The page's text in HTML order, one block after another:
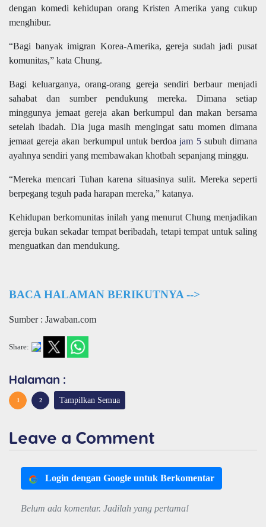
dengan komedi kehidupan orang Kristen Amerika yang cukup
menghibur.
“Bagi banyak imigran Korea-Amerika, gereja sudah jadi pusat
komunitas,” kata Chung.
Bagi keluarganya, orang-orang gereja sendiri berbaur menjadi
sahabat dan sumber pendukung mereka. Dimana setiap
minggunya jemaat gereja akan berkumpul dan makan bersama
setelah ibadah. Dia juga masih mengingat satu momen dimana
jemaat gereja akan berkumpul untuk berdoajam 5subuh dimana
ayahnya sendiri yang membawakan khotbah sepanjang minggu.
“Mereka mencari Tuhan karena situasinya sulit. Mereka seperti
berpegang teguh pada harapan mereka,” katanya.
Kehidupan berkomunitas inilah yang menurut Chung menjadikan
gereja bukan sekadar tempat beribadah, tetapi tempat untuk saling
menguatkan dan mendukung.
BACA HALAMAN BERIKUTNYA -->
Sumber : Jawaban.com
Share:
Halaman :
1 2 Tampilkan Semua
Leave a Comment
Login dengan Google untuk Berkomentar
Belum ada komentar. Jadilah yang pertama!